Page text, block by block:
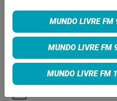
MUNDO LIVRE
MUNDO LIVRE FM
MUNDO LIVRE FM